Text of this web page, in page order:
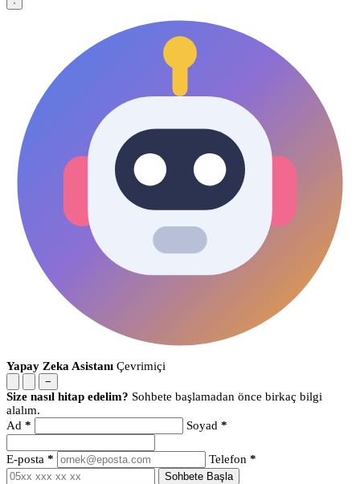
Yapay Zeka Asistanı Çevrimiçi
−
Size nasıl hitap edelim? Sohbete başlamadan önce birkaç bilgi
alalım.
Ad * Soyad *
E-posta * Telefon *
Sohbete Başla